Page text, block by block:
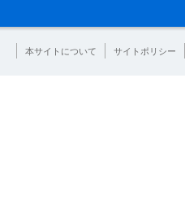
本サイトについて サイトポリシー